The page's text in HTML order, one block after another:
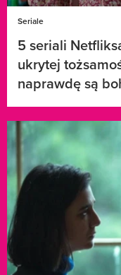
Seriale
5 seriali
ukrytej
naprawdę są